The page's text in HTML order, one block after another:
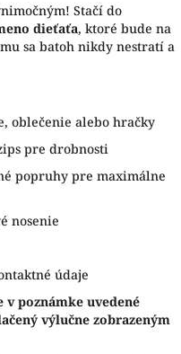
Stačí do
dieťaťa, ktoré bude na
sa batoh nikdy nestratí a
oblečenie alebo hračky
pre drobnosti
popruhy pre maximálne
nosenie
údaje
poznámke uvedené
výlučne zobrazeným